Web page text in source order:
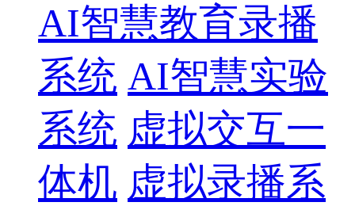
AI智慧教育录播
系统 AI智慧实验
系统 虚拟交互一
体机 虚拟录播系